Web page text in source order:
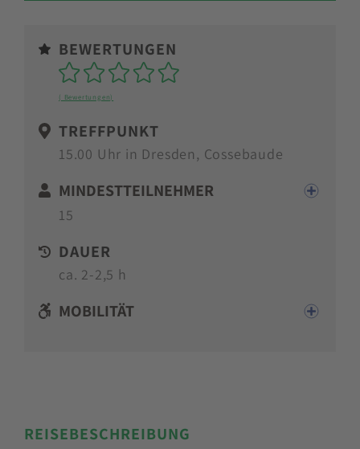
REISEBESCHREIBUNG
BEWERTUNGEN
Sterne
( Bewertungen)
TREFFPUNKT
15.00 Uhr in Dresden, Cossebaude
MINDESTTEILNEHMER
15
DAUER
ca. 2-2,5 h
MOBILITÄT